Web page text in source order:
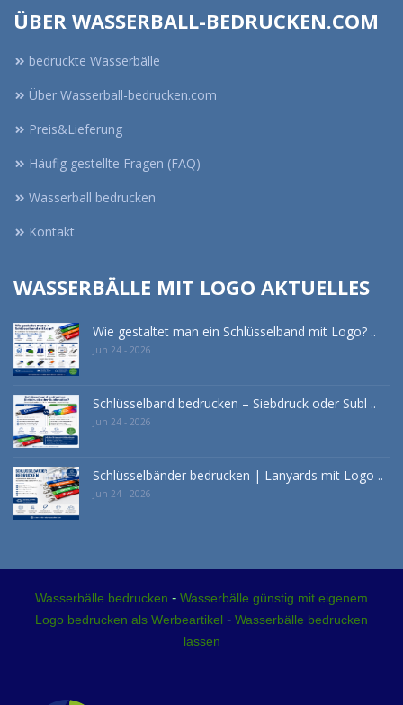
ÜBER WASSERBALL-BEDRUCKEN.COM
bedruckte Wasserbälle
Über Wasserball-bedrucken.com
Preis&Lieferung
Häufig gestellte Fragen (FAQ)
Wasserball bedrucken
Kontakt
WASSERBÄLLE MIT LOGO AKTUELLES
Wie gestaltet man ein Schlüsselband mit Logo? ..
Jun 24 - 2026
Schlüsselband bedrucken – Siebdruck oder Subl ..
Jun 24 - 2026
Schlüsselbänder bedrucken | Lanyards mit Logo ..
Jun 24 - 2026
Wasserbälle bedrucken - Wasserbälle günstig mit eigenem
Logo bedrucken als Werbeartikel - Wasserbälle bedrucken
lassen